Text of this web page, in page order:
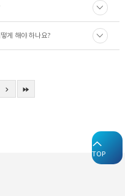
게 해야 하나요?
TOP